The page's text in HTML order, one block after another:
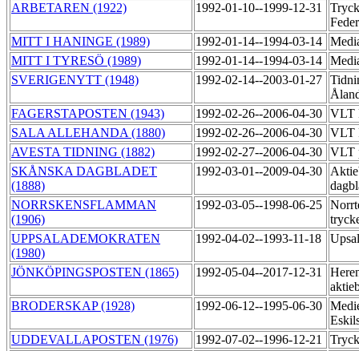
ARBETAREN (1922)
1992-01-10--1999-12-31
MITT I HANINGE (1989)
1992-01-14--1994-03-14
MITT I TYRESÖ (1989)
1992-01-14--1994-03-14
SVERIGENYTT (1948)
1992-02-14--2003-01-27
FAGERSTAPOSTEN (1943)
1992-02-26--2006-04-30 VLT
SALA ALLEHANDA (1880)
1992-02-26--2006-04-30 VLT
AVESTA TIDNING (1882)
1992-02-27--2006-04-30 VLT
SKÅNSKA DAGBLADET
(1888)
1992-03-01--2009-04-30
NORRSKENSFLAMMAN
(1906)
1992-03-05--1998-06-25
UPPSALADEMOKRATEN
(1980)
1992-04-02--1993-11-18
JÖNKÖPINGSPOSTEN (1865) 1992-05-04--2017-12-31
BRODERSKAP (1928)
1992-06-12--1995-06-30
UDDEVALLAPOSTEN (1976)
1992-07-02--1996-12-21